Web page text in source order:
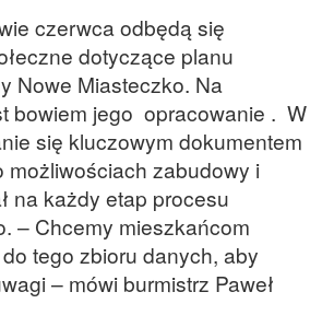
czerwca odbędą się
dotyczące planu
Nowe Miasteczko. Na
bowiem jego opracowanie . W
się kluczowym dokumentem
możliwościach zabudowy i
na każdy etap procesu
– Chcemy mieszkańcom
tego zbioru danych, aby
– mówi burmistrz Paweł